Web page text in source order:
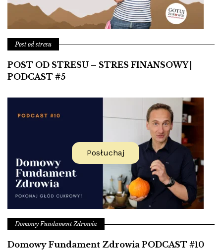
Post od stresu
POST OD STRESU – STRES FINANSOWY |
PODCAST #5
Posłuchaj
Domowy Fundament Zdrowia
Domowy Fundament Zdrowia PODCAST #10